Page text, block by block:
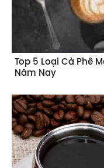
Top 5 Loại Cà Phê
Năm Nay